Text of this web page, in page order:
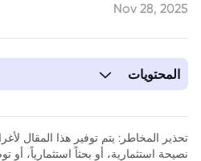
Nov 28, 2025
المحتويات
تحذير المخاطر: يتم توفير هذا المقال
نصيحة استثمارية، أو بحثاً استثمارياً، أو